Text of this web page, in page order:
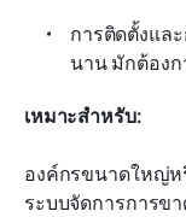
การติดตั้งแล
นาน มักต้องก
เหมาะสำหรับ:
องค์กรขนาดใหญ่
ระบบจัดการการข